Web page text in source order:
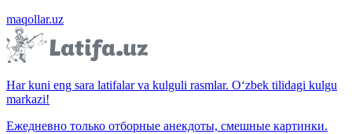
maqollar.uz
Har kuni eng sara latifalar va kulguli rasmlar. O‘zbek tilidagi kulgu
markazi!
Ежедневно только отборные анекдоты, смешные картинки.